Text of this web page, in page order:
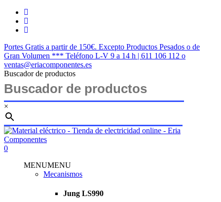
Saltar
contenido
twitter
facebook
instagram
Portes Gratis a partir de 150€. Excepto Productos Pesados o de
Gran Volumen *** Teléfono L-V 9 a 14 h | 611 106 112 o
ventas@eriacomponentes.es
Buscador de productos
×
Cerrar
búsqueda
buscar
account
0
MENUMENU
Mecanismos
Jung LS990